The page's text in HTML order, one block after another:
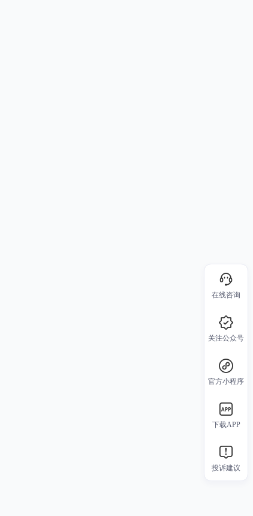
在线咨询
关注公众号
官方小程序
下载APP
投诉建议